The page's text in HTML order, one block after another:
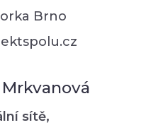
Brno
Mrkvanová
sítě,